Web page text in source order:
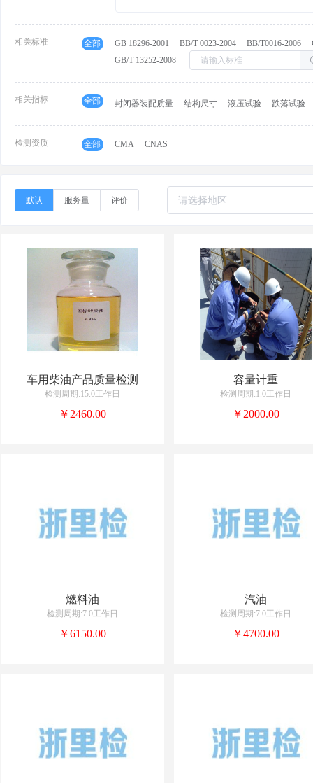
相关标准 全部 GB 18296-2001 BB/T 0023-2004 BB/T0016-2006
GB/T 13252-2008
相关指标 全部 封闭器装配质量 结构尺寸 液压试验 跌落试验
检测资质 全部 CMA CNAS
默认 服务量 评价
车用柴油产品质量检测
检测周期:15.0工作日
￥2460.00
容量计重
检测周期:1.0工作日
￥2000.00
燃料油
检测周期:7.0工作日
￥6150.00
汽油
检测周期:7.0工作日
￥4700.00